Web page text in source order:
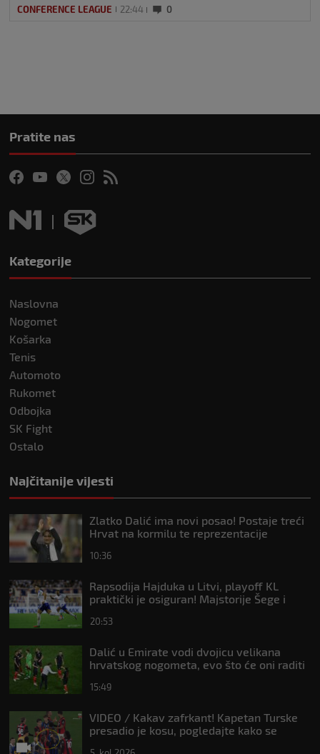
CONFERENCE LEAGUE 22:44 0
Pratite nas
Kategorije
Naslovna
Nogomet
Košarka
Tenis
Automoto
Rukomet
Odbojka
SK Fight
Ostalo
Najčitanije vijesti
Zlatko Dalić ima novi posao! Postaje treći
Hrvat na kormilu te reprezentacije
10:36
Rapsodija Hajduka u Litvi, playoff KL
praktički je osiguran! Majstorije Šege i
20:53
Dalić u Emirate vodi dvojicu velikana
hrvatskog nogometa, evo što će oni raditi
15:49
VIDEO / Kakav zafrkant! Kapetan Turske
presadio je kosu, pogledajte kako se